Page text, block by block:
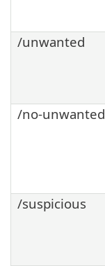
/unwanted
/no-unwanted
/suspicious